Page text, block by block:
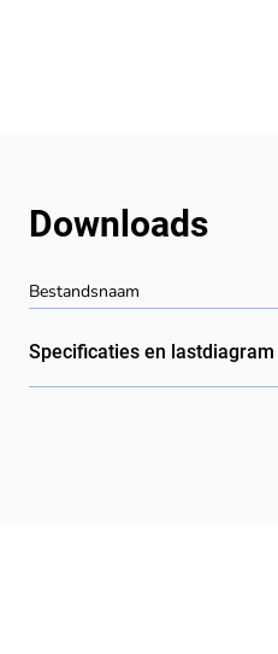
Bestandsnaam
Downloads
Specificaties en lastdiagram